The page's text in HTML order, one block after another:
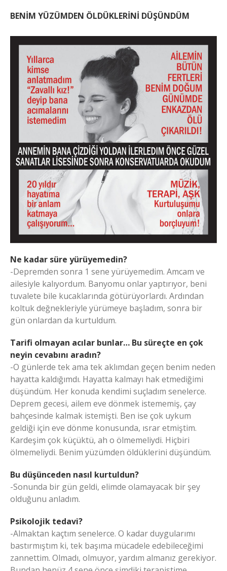
BENİM YÜZÜMDEN ÖLDÜKLERİNİ DÜŞÜNDÜM
Ne kadar süre yürüyemedin?
-Depremden sonra 1 sene yürüyemedim. Amcam ve
ailesiyle kalıyordum. Banyomu onlar yaptırıyor, beni
tuvalete bile kucaklarında götürüyorlardı. Ardından
koltuk değnekleriyle yürümeye başladım, sonra bir
gün onlardan da kurtuldum.
Tarifi olmayan acılar bunlar… Bu süreçte en çok
neyin cevabını aradın?
-O günlerde tek ama tek aklımdan geçen benim neden
hayatta kaldığımdı. Hayatta kalmayı hak etmediğimi
düşündüm. Her konuda kendimi suçladım senelerce.
Deprem gecesi, ailem eve dönmek istememiş, çay
bahçesinde kalmak istemişti. Ben ise çok uykum
geldiği için eve dönme konusunda, ısrar etmiştim.
Kardeşim çok küçüktü, ah o ölmemeliydi. Hiçbiri
ölmemeliydi. Benim yüzümden öldüklerini düşündüm.
Bu düşünceden nasıl kurtuldun?
-Sonunda bir gün geldi, elimde olamayacak bir şey
olduğunu anladım.
Psikolojik tedavi?
-Almaktan kaçtım senelerce. O kadar duygularımı
bastırmıştım ki, tek başıma mücadele edebileceğimi
zannettim. Olmadı, olmuyor, yardım almanız gerekiyor.